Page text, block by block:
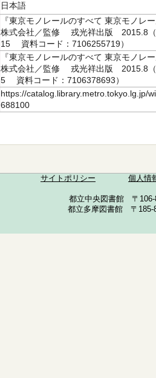
日本語
『東京モノレールのすべて 東京モノ
株式会社／監修 戎光祥出版 2015.8
15 資料コード：7106255719）
『東京モノレールのすべて 東京モノ
株式会社／監修 戎光祥出版 2015.8
5 資料コード：7106378693）
https://catalog.library.metro.tokyo.lg.jp/
688100
サイトポリシー 個人情
都立中央図書館 〒
都立多摩図書館 〒185-